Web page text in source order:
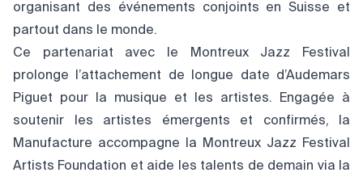
organisant des événements conjoints en Suisse et
partout dans le monde.
Ce partenariat avec le Montreux Jazz Festival
prolonge l’attachement de longue date d’Audemars
Piguet pour la musique et les artistes. Engagée à
soutenir les artistes émergents et confirmés, la
Manufacture accompagne la Montreux Jazz Festival
Artists Foundation et aide les talents de demain via la